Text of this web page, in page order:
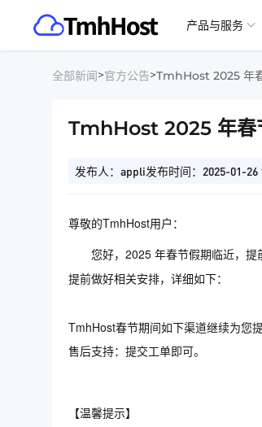
产品与服务
全部新闻>官方公告>TmhHost 2025 年
TmhHost 2025 年春
发布人：appli发布时间：2025-01-26
尊敬的TmhHost用户：
您好，2025 年春节假期临近，提
提前做好相关安排，详细如下：
TmhHost春节期间如下渠道继续为您
售后支持：提交工单即可。
【温馨提示】